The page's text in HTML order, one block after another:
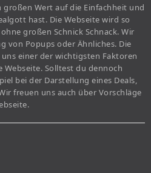
Wert auf die Einfachheit und
hast. Die Webseite wird so
großen Schnick Schnack. Wir
von Popups oder Ähnliches. Die
einer der wichtigsten Faktoren
Solltest du dennoch
bei der Darstellung eines Deals,
freuen uns auch über Vorschläge